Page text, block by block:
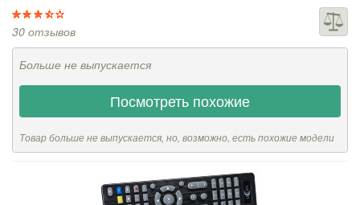
30 отзывов
Больше не выпускается
Посмотреть похожие
Товар больше не выпускается, но, возможно, есть похожие модели